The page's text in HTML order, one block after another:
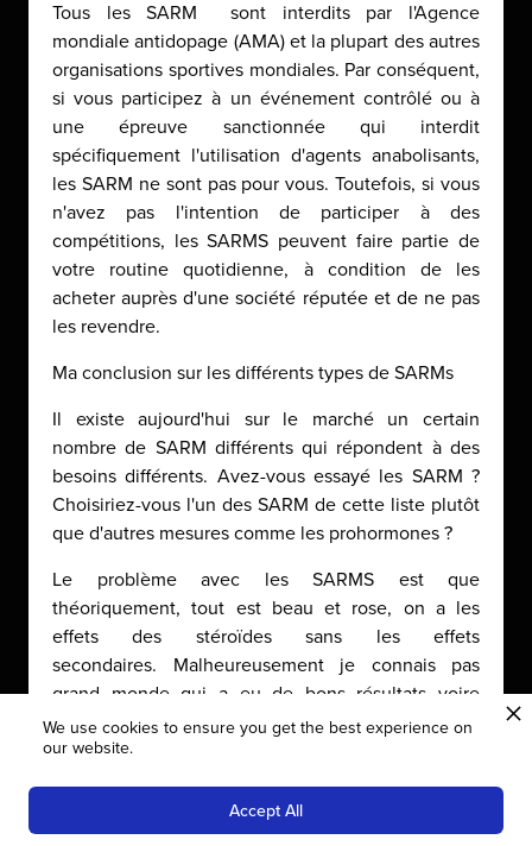
Tous les SARM sont interdits par l'Agence
mondiale antidopage (AMA) et la plupart des autres
organisations sportives mondiales. Par conséquent,
si vous participez à un événement contrôlé ou à
une épreuve sanctionnée qui interdit
spécifiquement l'utilisation d'agents anabolisants,
les SARM ne sont pas pour vous. Toutefois, si vous
n'avez pas l'intention de participer à des
compétitions, les SARMS peuvent faire partie de
votre routine quotidienne, à condition de les
acheter auprès d'une société réputée et de ne pas
les revendre.
Ma conclusion sur les différents types de SARMs
Il existe aujourd'hui sur le marché un certain
nombre de SARM différents qui répondent à des
besoins différents. Avez-vous essayé les SARM ?
Choisiriez-vous l'un des SARM de cette liste plutôt
que d'autres mesures comme les prohormones ?
Le problème avec les SARMS est que
théoriquement, tout est beau et rose, on a les
effets des stéroïdes sans les effets
secondaires. Malheureusement je connais pas
grand monde qui a eu de bons résultats voire
résultats tout court avec les SARMS, en plus, on
connait jamais la provenance ! La plupart du temps
contrôlée ! A votre place je ne m'aventurerais pas
la dedans, et si vous y tenez, la meilleure façon de
💬
Diagnostic complet gratuit
DISCOVERY SCAN GRATUIT
×
We use cookies to ensure you get the best experience on
our website.
Accept All